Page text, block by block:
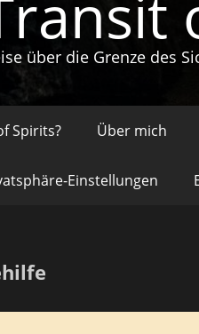
über die Grenze des
Spirits? Über mich
Einstellungen